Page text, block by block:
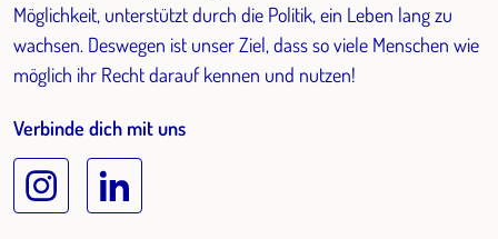
Möglichkeit, unterstützt durch die Politik, ein Leben lang zu
wachsen. Deswegen ist unser Ziel, dass so viele Menschen wie
möglich ihr Recht darauf kennen und nutzen!
Verbinde dich mit uns